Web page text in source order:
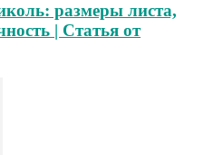
размеры листа,
| Статья от